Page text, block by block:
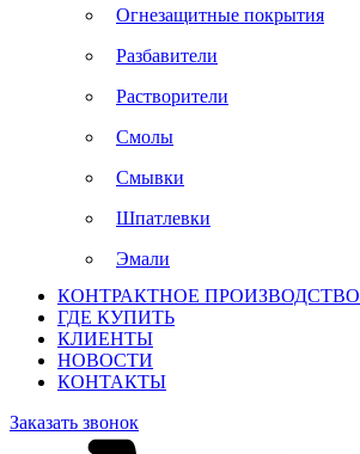
Огнезащитные покрытия
Разбавители
Растворители
Смолы
Смывки
Шпатлевки
Эмали
КОНТРАКТНОЕ ПРОИЗВОДСТВО
ГДЕ КУПИТЬ
КЛИЕНТЫ
НОВОСТИ
КОНТАКТЫ
Заказать звонок